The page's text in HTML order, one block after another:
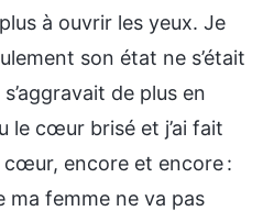
à ouvrir les yeux. Je
son état ne s’était
de plus en
le cœur brisé et j’ai fait
cœur, encore et encore :
ma femme ne va pas